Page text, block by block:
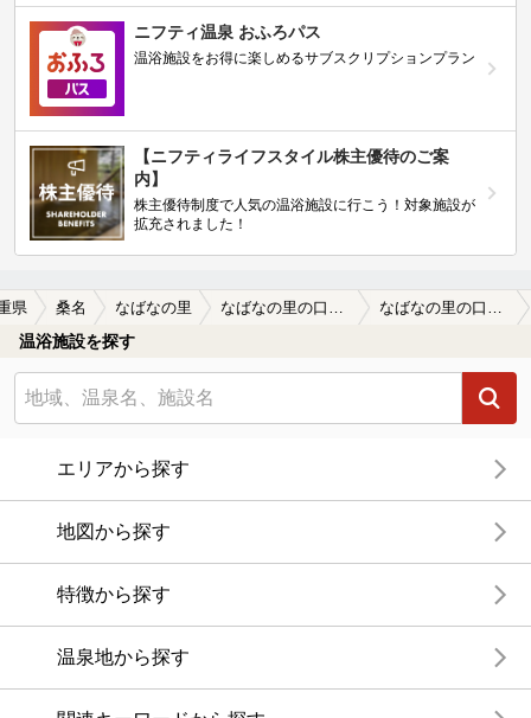
ニフティ温泉 おふろパス
温浴施設をお得に楽しめるサブスクリプションプラン
【ニフティライフスタイル株主優待のご案
内】
株主優待制度で人気の温浴施設に行こう！対象施設が
拡充されました！
県 桑名 なばなの里
温浴施設を探す
エリアから探す
地図から探す
特徴から探す
温泉地から探す